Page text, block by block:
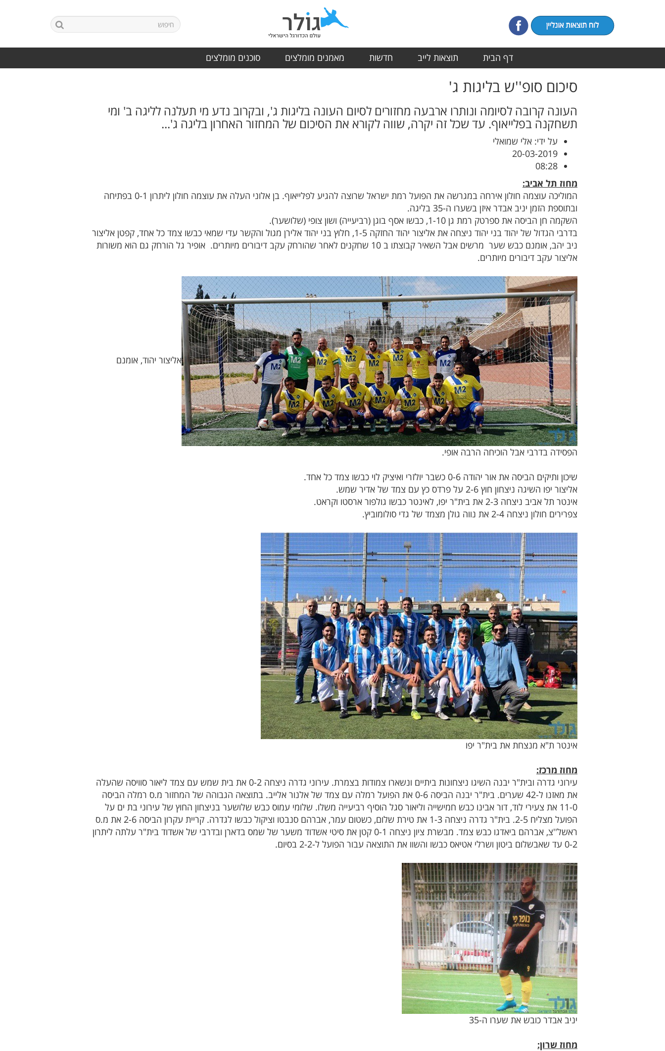
דף הבית תוצאות לייב חדשות מאמנים מומלצים סוכנים מומלצים
סיכום סופ''ש בליגות ג'
העונה קרובה לסיומה ונותרו ארבעה מחזורים לסיום העונה בליגות ג', ובקרוב נדע מי תעלנה לליגה ב' ומי
תשחקנה בפלייאוף. עד שכל זה יקרה, שווה לקורא את הסיכום של המחזור האחרון בליגה ג'...
על ידי: אלי שמואלי
20-03-2019
08:28
מחוז תל אביב:
המוליכה עוצמה חולון אירחה במגרשה את הפועל רמת ישראל שרוצה להגיע לפלייאוף. בן אלוני העלה את עוצמה חולון ליתרון 0-1 בפתיחה
ובתוספת הזמן יניב אבדר איזן בשערו ה-35 בליגה.
השקמה חן הביסה את ספרטק רמת גן 1-10, כבשו אסף בוגן (רביעייה) ושון צופי (שלושער).
בדרבי הגדול של יהוד בני יהוד ניצחה את אליצור יהוד החזקה 1-5, חלוץ בני יהוד אלירן מגול והקשר עדי שמאי כבשו צמד כל אחד, קפטן אליצור
ניב יהב, אומנם כבש שער מרשים אבל השאיר קבוצתו ב 10 שחקנים לאחר שהורחק עקב דיבורים מיותרים. אופיר גל הורחק גם הוא משורות
אליצור עקב דיבורים מיותרים.
אליצור יהוד, אומנם
הפסידה בדרבי אבל הוכיחה הרבה אופי.
שיכון ותיקים הביסה את אור יהודה 0-6 כשבר יולזרי ואיציק לוי כבשו צמד כל אחד.
אליצור יפו השיגה ניצחון חוץ 2-6 על פרדס כץ עם צמד של אדיר שמש.
אינטר תל אביב ניצחה 2-3 את בית"ר יפו, לאינטר כבשו גולפור ארסטו וקראט.
צפרירים חולון ניצחה 2-4 את נווה גולן מצמד של גדי סולומוביץ.
אינטר ת"א מנצחת את בית"ר יפו
מחוז מרכז:
עירוני גדרה ובית"ר יבנה השיגו ניצחונות ביתיים ונשארו צמודות בצמרת. עירוני גדרה ניצחה 0-2 את בית שמש עם צמד ליאור סוויסה שהעלה
את מאזנו ל-42 שערים. בית"ר יבנה הביסה 0-6 את הפועל רמלה עם צמד של אלנור אלייב. בתוצאה הגבוהה של המחזור מ.ס רמלה הביסה
11-0 את צעירי לוד, דור אבינו כבש חמישייה וליאור סגל הוסיף רביעייה משלו. שלומי עמוס כבש שלושער בניצחון החוץ של עירוני בת ים על
הפועל מצליח 2-5. בית"ר גדרה ניצחה 1-3 את טירת שלום, כשטום עמר, אברהם סנבטו וציקול כבשו לגדרה. קריית עקרון הביסה 2-6 את מ.ס
ראשל''צ, אברהם ביאדגו כבש צמד. מבשרת ציון ניצחה 0-1 קטן את סיטי אשדוד משער של שמס בדארן ובדרבי של אשדוד בית"ר עלתה ליתרון
0-2 עד שאבשלום ביטון ושרלי אטיאס כבשו והשוו את התוצאה עבור הפועל ל-2-2 בסיום.
יניב אבדר כובש את שערו ה-35
מחוז שרון: